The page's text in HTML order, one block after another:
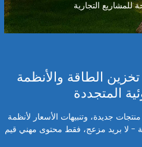
الطاقة والأنظمة
المتجددة
جديدة، وتنبيهات الأسعار لأنظمة
- لا بريد مزعج، فقط محتوى مهني قيم